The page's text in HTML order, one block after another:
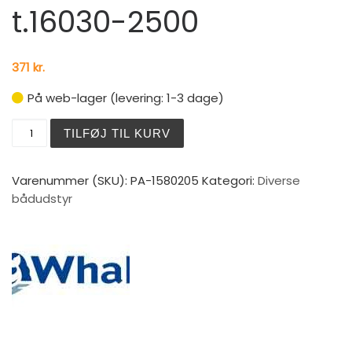
t.16030-2500
371 kr.
På web-lager (levering: 1-3 dage)
TILFØJ TIL KURV
Varenummer (SKU): PA-1580205 Kategori: Diverse
bådudstyr